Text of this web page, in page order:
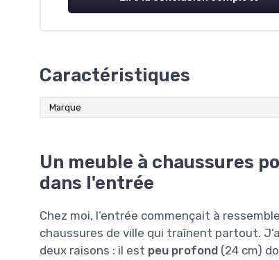
Caractéristiques
Marque
Un meuble à chaussures
dans l'entrée
Chez moi, l’entrée commençait à
chaussures de ville qui traînent partout.
deux raisons : il est peu profond (24 cm)